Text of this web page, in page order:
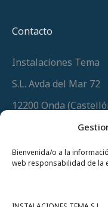
Bienvenida/o a la
web responsabilidad de la
Contacto
Instalaciones Tema
S.L. Avda del Mar 72
12200 Onda
(+34) 964
Urgencias y